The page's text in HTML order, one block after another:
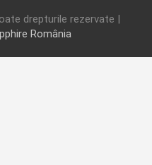
drepturile rezervate |
România